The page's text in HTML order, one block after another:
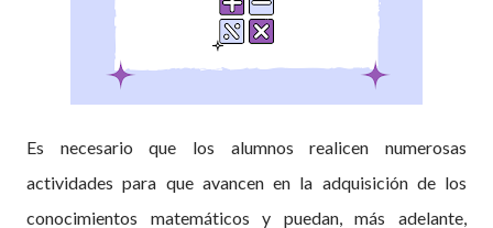
Es necesario que los alumnos realicen numerosas
actividades para que avancen en la adquisición de los
conocimientos matemáticos y puedan, más adelante,